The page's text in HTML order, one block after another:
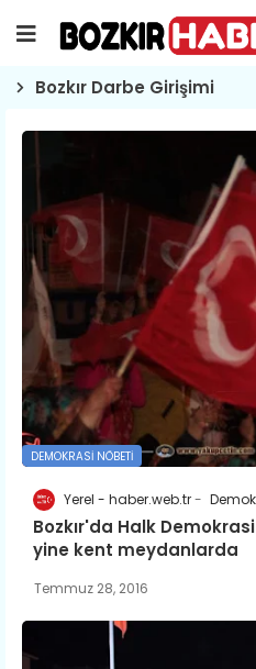
Bozkır Darbe Girişimi
DEMOKRASI NÖBETI
Yerel - haber.web.tr
Bozkır'da Halk
yine kent meydanlarda
Temmuz 28, 2016